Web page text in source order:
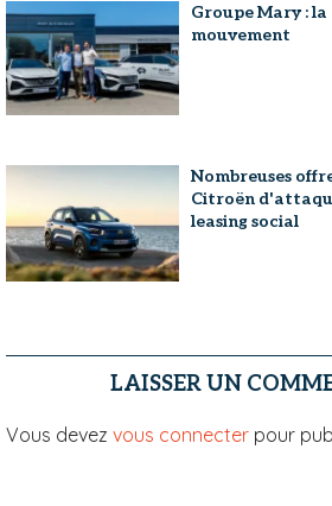
Groupe Mary :
mouvement
Nombreuses
Citroën
leasing social
LAISSER UN
Vous devez vous connecter pour